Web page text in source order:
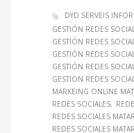
DYD SERVEIS
GESTIÓN REDES
GESTIÓN REDES
GESTIÓN REDES
GESTIÓN REDES
GESTION REDES
MARKEING ONLINE
REDES SOCIALES
REDES SOCIALES
REDES SOCIALES